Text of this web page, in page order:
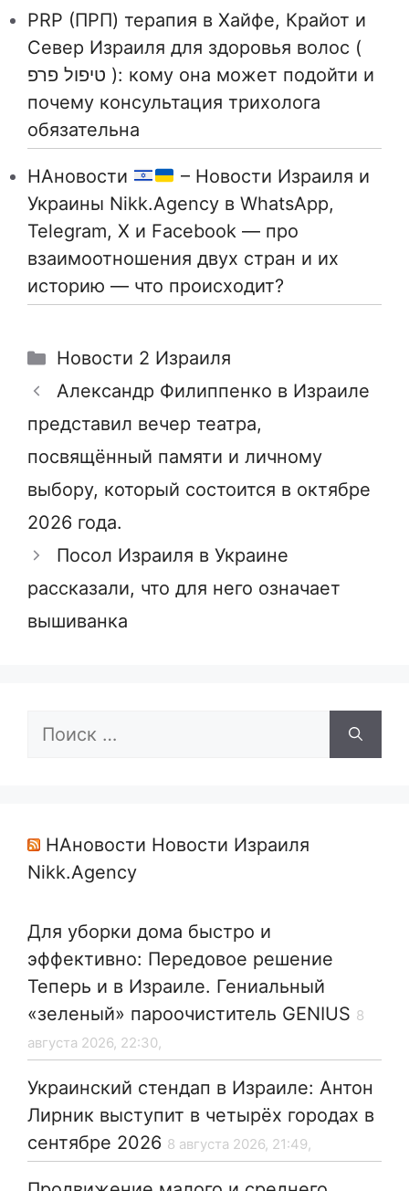
PRP (ПРП) терапия в Хайфе, Крайот и
Север Израиля для здоровья волос (
טיפול פרפ ): кому она может подойти и
почему консультация трихолога
обязательна
НАновости
– Новости Израиля и
Украины Nikk.Agency в WhatsApp,
Telegram, X и Facebook — про
взаимоотношения двух стран и их
историю — что происходит?
Рубрики
Новости 2 Израиля
Александр Филиппенко в Израиле
представил вечер театра,
посвящённый памяти и личному
выбору, который состоится в октябре
2026 года.
Посол Израиля в Украине
рассказали, что для него означает
вышиванка
Поиск:
НАновости Новости Израиля
Nikk.Agency
Для уборки дома быстро и
эффективно: Передовое решение
Теперь и в Израиле. Гениальный
«зеленый» пароочиститель GENIUS 8
августа 2026, 22:30,
Украинский стендап в Израиле: Антон
Лирник выступит в четырёх городах в
сентябре 2026 8 августа 2026, 21:49,